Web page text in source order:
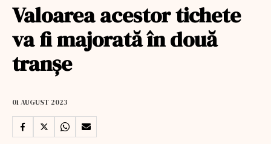
Valoarea acestor tichete
va fi majorată în două
tranșe
01 AUGUST 2023